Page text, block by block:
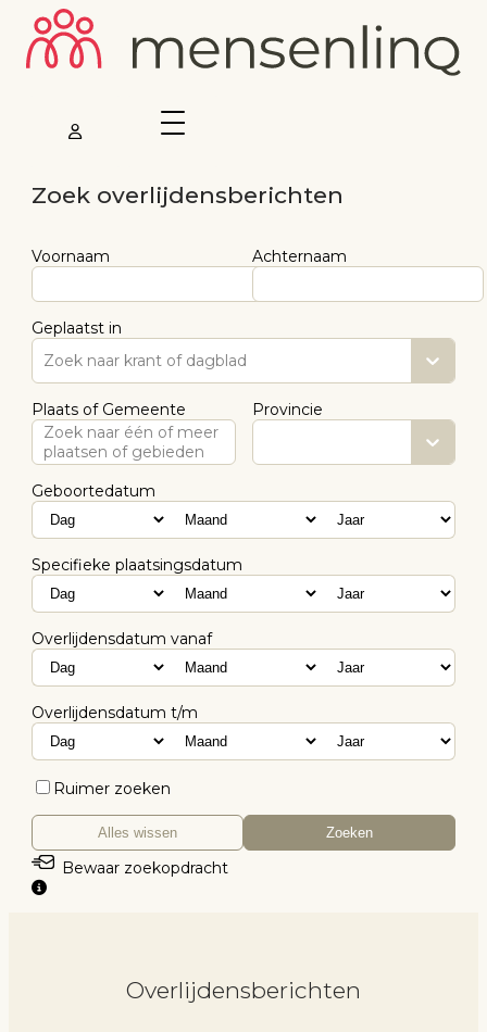
Zoek overlijdensberichten
Voornaam Achternaam
Geplaatst in
Zoek naar krant of dagblad
Plaats of Gemeente
Zoek naar één of meer
plaatsen of gebieden
Provincie
Geboortedatum
Specifieke plaatsingsdatum
Overlijdensdatum vanaf
Overlijdensdatum t/m
Ruimer zoeken
Alles wissen Zoeken
Bewaar zoekopdracht
Overlijdensberichten